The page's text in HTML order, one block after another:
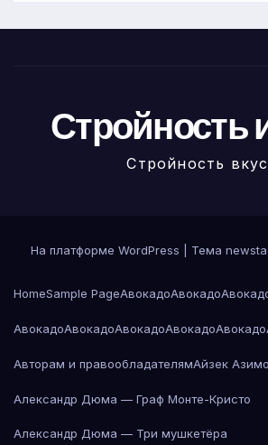
Стройность
Стройность
На платформе WordPress Тема
HomeSample PageАвокадоАвокадо
АвокадоАвокадоАвокадоАвокадоАвокадо
Авторам и правообладателямАйзек
Александр Дюма — Граф Монте-Кристо
Александр Дюма — Три мушкетёра